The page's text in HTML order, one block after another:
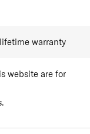
warranty
website are for